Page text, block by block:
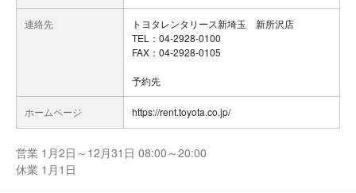
連絡先
トヨタレンタリース新埼玉 新所沢店
TEL：04-2928-0100
FAX：04-2928-0105
予約先
ホームページ https://rent.toyota.co.jp/
営業 1月2日～12月31日 08:00～20:00
休業 1月1日